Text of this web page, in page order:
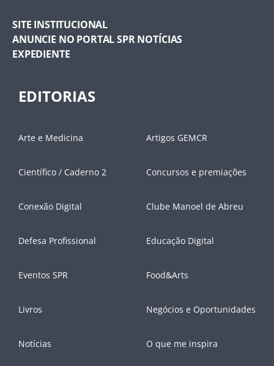
SITE INSTITUCIONAL
ANUNCIE NO PORTAL SPR NOTÍCIAS
EXPEDIENTE
EDITORIAS
Arte e Medicina Artigos GEMCR
Científico / Caderno 2 Concursos e premiações
Conexão Digital Clube Manoel de Abreu
Defesa Profissional Educação Digital
Eventos SPR Food&Arts
Livros Negócios e Oportunidades
Notícias O que me inspira